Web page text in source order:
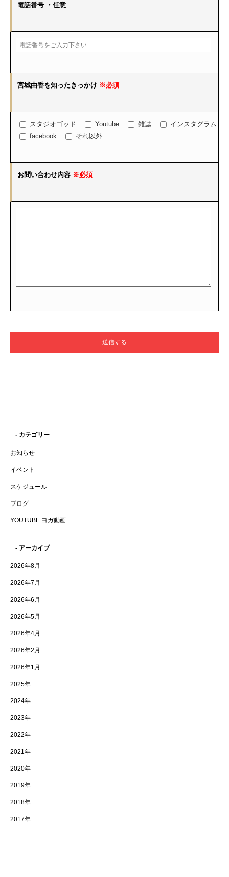
電話番号 ・任意
宮城由香を知ったきっかけ ※必須
スタジオゴッド Youtube 雑誌
インスタグラム
facebook
それ以外
お問い合わせ内容 ※必須
- カテゴリー
お知らせ
イベント
スケジュール
ブログ
YOUTUBE ヨガ動画
- アーカイブ
2026年8月
2026年7月
2026年6月
2026年5月
2026年4月
2026年2月
2026年1月
2025年
2024年
2023年
2022年
2021年
2020年
2019年
2018年
2017年